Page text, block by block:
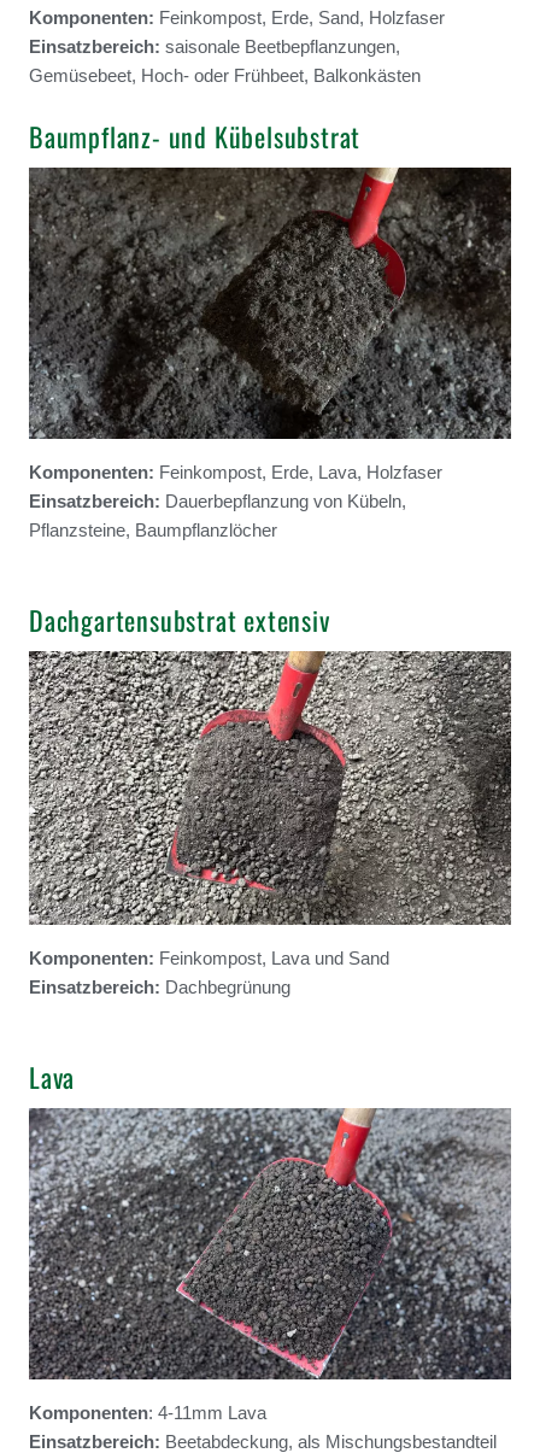
Komponenten: Feinkompost, Erde, Sand, Holzfaser
Einsatzbereich: saisonale Beetbepflanzungen,
Gemüsebeet, Hoch- oder Frühbeet, Balkonkästen
Baumpflanz- und Kübelsubstrat
Komponenten: Feinkompost, Erde, Lava, Holzfaser
Einsatzbereich: Dauerbepflanzung von Kübeln,
Pflanzsteine, Baumpflanzlöcher
Dachgartensubstrat extensiv
Komponenten: Feinkompost, Lava und Sand
Einsatzbereich: Dachbegrünung
Lava
Komponenten: 4-11mm Lava
Einsatzbereich: Beetabdeckung, als Mischungsbestandteil